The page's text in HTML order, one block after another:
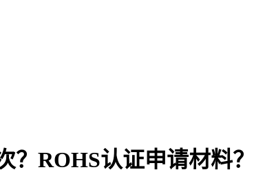
？ROHS认证申请材料？